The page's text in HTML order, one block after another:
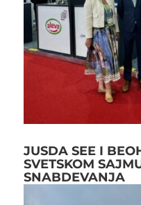
JUSDA SEE I
SVETSKOM
SNABDEVANJA